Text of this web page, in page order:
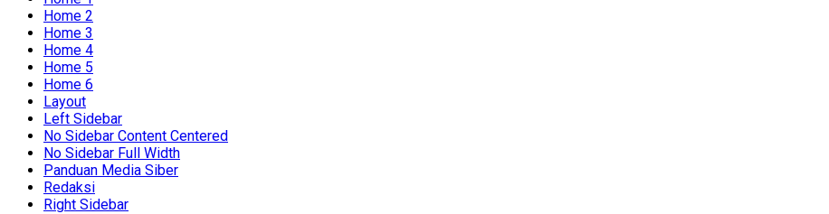
Home 2
Home 3
Home 4
Home 5
Home 6
Layout
Left Sidebar
No Sidebar Content Centered
No Sidebar Full Width
Panduan Media Siber
Redaksi
Right Sidebar